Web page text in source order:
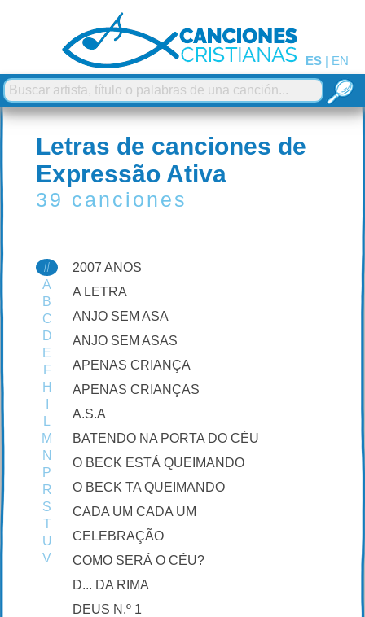
ES | EN
Letras de canciones de
Expressão Ativa
39 canciones
#
A
B
C
D
E
F
H
L
M
N
P
R
S
T
U
V
2007 ANOS
A LETRA
ANJO SEM ASA
ANJO SEM ASAS
APENAS CRIANÇA
APENAS CRIANÇAS
A.S.A
BATENDO NA PORTA DO CÉU
O BECK ESTÁ QUEIMANDO
O BECK TA QUEIMANDO
CADA UM CADA UM
CELEBRAÇÃO
COMO SERÁ O CÉU?
D... DA RIMA
DEUS N.º 1